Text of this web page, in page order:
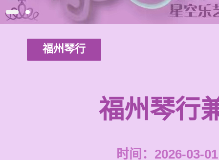
福州琴行
福州琴行
时间：2026-03-